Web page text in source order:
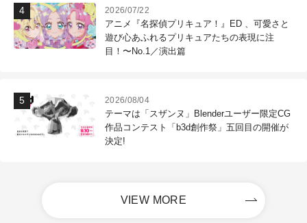
2026/07/22
アニメ『名探偵プリキュア！』ED 、可愛さと
遊び心あふれるプリキュアたちの表現に注
目！〜No.1／演出篇
2026/08/04
テーマは「スザンヌ」Blenderユーザー限定CG
作品コンテスト「b3d創作祭」五回目の開催が
決定!
VIEW MORE